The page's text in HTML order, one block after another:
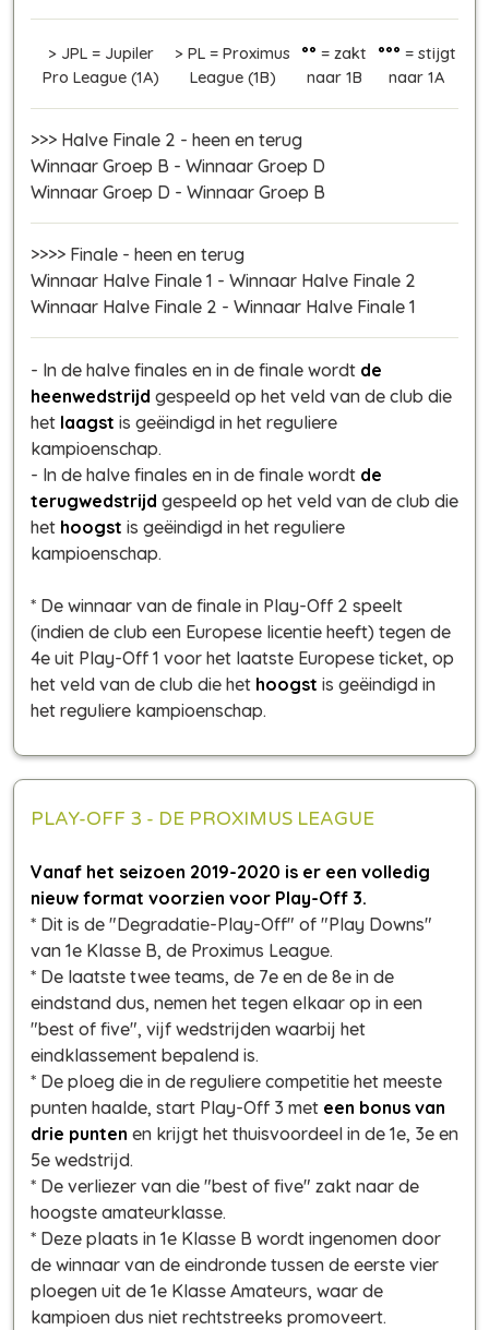
> JPL = Jupiler
Pro League (1A)
> PL = Proximus
League (1B)
°° = zakt
naar 1B
°°° = stijgt
naar 1A
>>> Halve Finale 2 - heen en terug
Winnaar Groep B - Winnaar Groep D
Winnaar Groep D - Winnaar Groep B
>>>> Finale - heen en terug
Winnaar Halve Finale 1 - Winnaar Halve Finale 2
Winnaar Halve Finale 2 - Winnaar Halve Finale 1
- In de halve finales en in de finale wordt de
heenwedstrijd gespeeld op het veld van de club die
het laagst is geëindigd in het reguliere
kampioenschap.
- In de halve finales en in de finale wordt de
terugwedstrijd gespeeld op het veld van de club die
het hoogst is geëindigd in het reguliere
kampioenschap.
* De winnaar van de finale in Play-Off 2 speelt
(indien de club een Europese licentie heeft) tegen de
4e uit Play-Off 1 voor het laatste Europese ticket, op
het veld van de club die het hoogst is geëindigd in
het reguliere kampioenschap.
PLAY-OFF 3 - DE PROXIMUS LEAGUE
Vanaf het seizoen 2019-2020 is er een volledig
nieuw format voorzien voor Play-Off 3.
* Dit is de "Degradatie-Play-Off" of "Play Downs"
van 1e Klasse B, de Proximus League.
* De laatste twee teams, de 7e en de 8e in de
eindstand dus, nemen het tegen elkaar op in een
"best of five", vijf wedstrijden waarbij het
eindklassement bepalend is.
* De ploeg die in de reguliere competitie het meeste
punten haalde, start Play-Off 3 met een bonus van
drie punten en krijgt het thuisvoordeel in de 1e, 3e en
5e wedstrijd.
* De verliezer van die "best of five" zakt naar de
hoogste amateurklasse.
* Deze plaats in 1e Klasse B wordt ingenomen door
de winnaar van de eindronde tussen de eerste vier
ploegen uit de 1e Klasse Amateurs, waar de
kampioen dus niet rechtstreeks promoveert.